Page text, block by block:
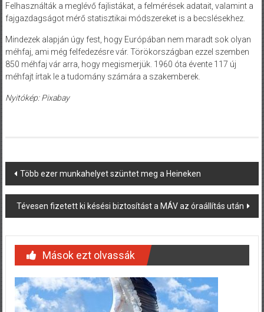
Felhasználták a meglévő fajlistákat, a felmérések adatait, valamint a
fajgazdagságot mérő statisztikai módszereket is a becslésekhez.
Mindezek alapján úgy fest, hogy Európában nem maradt sok olyan
méhfaj, ami még felfedezésre vár. Törökországban ezzel szemben
850 méhfaj vár arra, hogy megismerjük. 1960 óta évente 117 új
méhfajt írtak le a tudomány számára a szakemberek.
Nyitókép: Pixabay
Post
navigation
Több ezer munkahelyet szüntet meg a Heineken
Tévesen fizetett ki késési biztosítást a MÁV az óraállítás után
Mások ezt olvassák